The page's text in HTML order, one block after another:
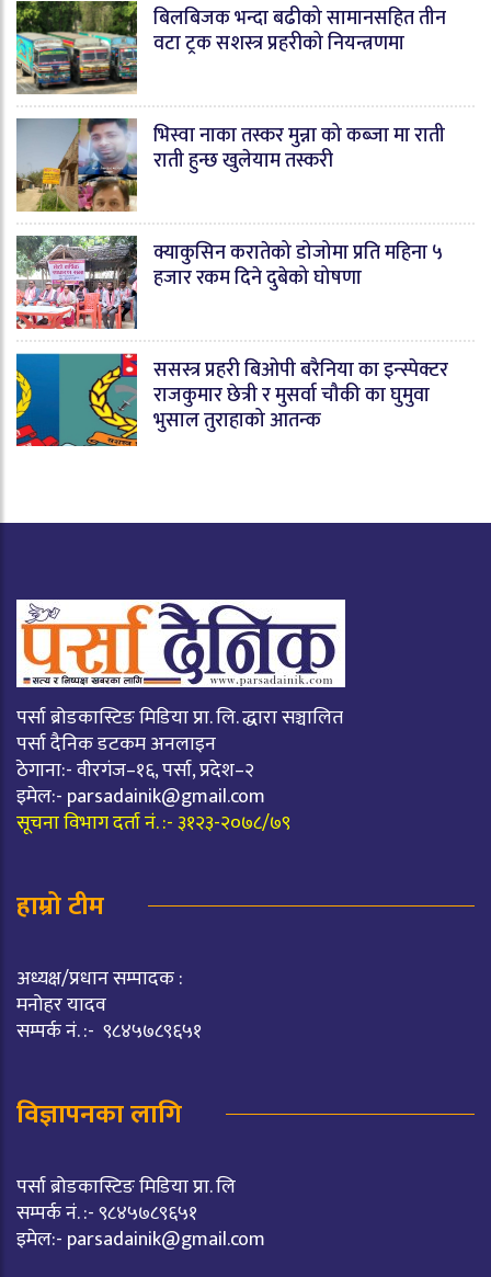
बिलबिजक भन्दा बढीको सामानसहित तीन
वटा ट्रक सशस्त्र प्रहरीको नियन्त्रणमा
भिस्वा नाका तस्कर मुन्ना को कब्जा मा राती
राती हुन्छ खुलेयाम तस्करी
क्याकुसिन करातेको डोजोमा प्रति महिना ५
हजार रकम दिने दुबेको घोषणा
ससस्त्र प्रहरी बिओपी बरैनिया का इन्स्पेक्टर
राजकुमार छेत्री र मुसर्वा चौकी का घुमुवा
भुसाल तुराहाको आतन्क
पर्सा ब्रोडकास्टिङ मिडिया प्रा. लि. द्धारा सञ्चालित
पर्सा दैनिक डटकम अनलाइन
ठेगाना:- वीरगंज–१६, पर्सा, प्रदेश–२
इमेल:- parsadainik@gmail.com
सूचना विभाग दर्ता नं. :- ३१२३-२०७८/७९
हाम्रो टीम
अध्यक्ष/प्रधान सम्पादक :
मनोहर यादव
सम्पर्क नं. :- ९८४५७८९६५१
विज्ञापनका लागि
पर्सा ब्रोडकास्टिङ मिडिया प्रा. लि
सम्पर्क नं. :- ९८४५७८९६५१
इमेल:- parsadainik@gmail.com